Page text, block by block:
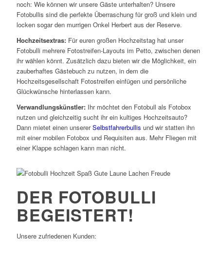
noch: Wie können wir unsere Gäste unterhalten? Unsere
Fotobullis sind die perfekte Überraschung für groß und klein und
locken sogar den murrigen Onkel Herbert aus der Reserve.
Hochzeitsextras: Für euren großen Hochzeitstag hat unser
Fotobulli mehrere Fotostreifen-Layouts im Petto, zwischen denen
ihr wählen könnt. Zusätzlich dazu bieten wir die Möglichkeit, ein
zauberhaftes Gästebuch zu nutzen, in dem die
Hochzeitsgesellschaft Fotostreifen einfügen und persönliche
Glückwünsche hinterlassen kann.
Verwandlungskünstler:Ihr möchtet den Fotobull als Fotobox
nutzen und gleichzeitig sucht ihr ein kultiges Hochzeitsauto?
Dann mietet einen unsererSelbstfahrerbullis und wir statten ihn
mit einer mobilen Fotobox und Requisiten aus. Mehr Fliegen mit
einer Klappe schlagen kann man nicht.
DER FOTOBULLI
BEGEISTERT!
Unsere zufriedenen Kunden: